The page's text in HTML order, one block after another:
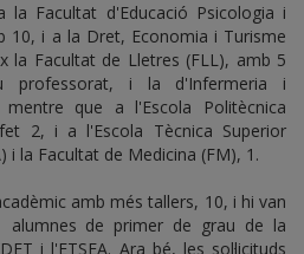
Facultat d'Educació Psicologia i
10, i a la Dret, Economia i Turisme
la Facultat de Lletres (FLL), amb 5
professorat, i la d'Infermeria i
que a l'Escola Politècnica
2, i a l'Escola Tècnica Superior
i la Facultat de Medicina (FM), 1.
amb més tallers, 10, i hi van
alumnes de primer de grau de la
i l'ETSEA. Ara bé, les sol·licituds